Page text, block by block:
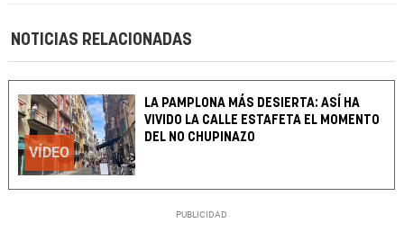
NOTICIAS RELACIONADAS
VÍDEO
LA PAMPLONA MÁS DESIERTA: ASÍ HA
VIVIDO LA CALLE ESTAFETA EL MOMENTO
DEL NO CHUPINAZO